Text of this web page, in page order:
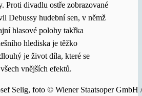
Proti divadlu ostře zobrazované
Debussy hudební sen, v němž
hlasové polohy takřka
hlediska je těžko
je život díla, které se
vnějších efektů.